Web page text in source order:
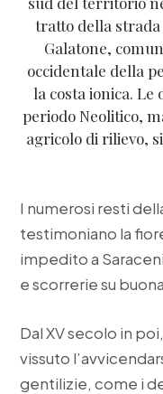
tratto della
Galatone,
occidentale della
la costa ionica.
periodo Neolitico,
agricolo di rilievo,
I numerosi resti
testimoniano la
impedito a
e scorrerie su
Dal XV secolo in
vissuto
gentilizie, come i